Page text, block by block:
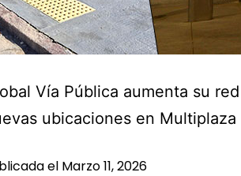
Vía Pública aumenta su
ubicaciones en Multiplaza
el Marzo 11, 2026